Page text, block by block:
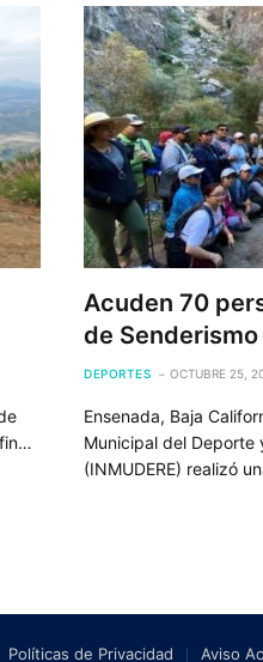
Acuden 70
de Senderismo
DEPORTES OCTUBRE 25,
Ensenada, Baja
Municipal del Deporte
(INMUDERE) realizó
Políticas de Privacidad Aviso